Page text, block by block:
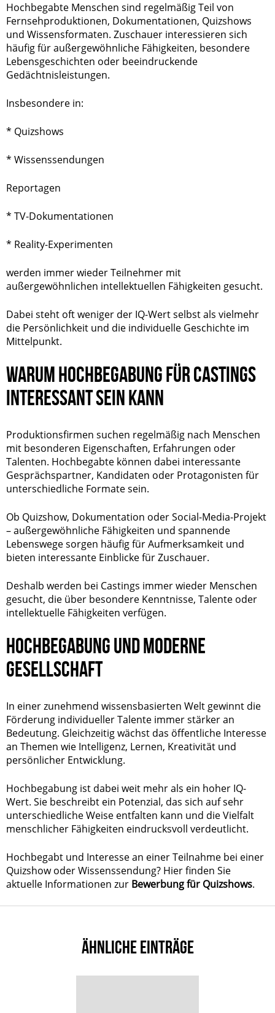
Hochbegabte Menschen sind regelmäßig Teil von
Fernsehproduktionen, Dokumentationen, Quizshows
und Wissensformaten. Zuschauer interessieren sich
häufig für außergewöhnliche Fähigkeiten, besondere
Lebensgeschichten oder beeindruckende
Gedächtnisleistungen.
Insbesondere in:
* Quizshows
* Wissenssendungen
Reportagen
* TV-Dokumentationen
* Reality-Experimenten
werden immer wieder Teilnehmer mit
außergewöhnlichen intellektuellen Fähigkeiten gesucht.
Dabei steht oft weniger der IQ-Wert selbst als vielmehr
die Persönlichkeit und die individuelle Geschichte im
Mittelpunkt.
WARUM HOCHBEGABUNG FÜR CASTINGS
INTERESSANT SEIN KANN
Produktionsfirmen suchen regelmäßig nach Menschen
mit besonderen Eigenschaften, Erfahrungen oder
Talenten. Hochbegabte können dabei interessante
Gesprächspartner, Kandidaten oder Protagonisten für
unterschiedliche Formate sein.
Ob Quizshow, Dokumentation oder Social-Media-Projekt
– außergewöhnliche Fähigkeiten und spannende
Lebenswege sorgen häufig für Aufmerksamkeit und
bieten interessante Einblicke für Zuschauer.
Deshalb werden bei Castings immer wieder Menschen
gesucht, die über besondere Kenntnisse, Talente oder
intellektuelle Fähigkeiten verfügen.
HOCHBEGABUNG UND MODERNE
GESELLSCHAFT
In einer zunehmend wissensbasierten Welt gewinnt die
Förderung individueller Talente immer stärker an
Bedeutung. Gleichzeitig wächst das öffentliche Interesse
an Themen wie Intelligenz, Lernen, Kreativität und
persönlicher Entwicklung.
Hochbegabung ist dabei weit mehr als ein hoher IQ-
Wert. Sie beschreibt ein Potenzial, das sich auf sehr
unterschiedliche Weise entfalten kann und die Vielfalt
menschlicher Fähigkeiten eindrucksvoll verdeutlicht.
Hochbegabt und Interesse an einer Teilnahme bei einer
Quizshow oder Wissenssendung? Hier finden Sie
aktuelle Informationen zur Bewerbung für Quizshows.
ÄHNLICHE EINTRÄGE